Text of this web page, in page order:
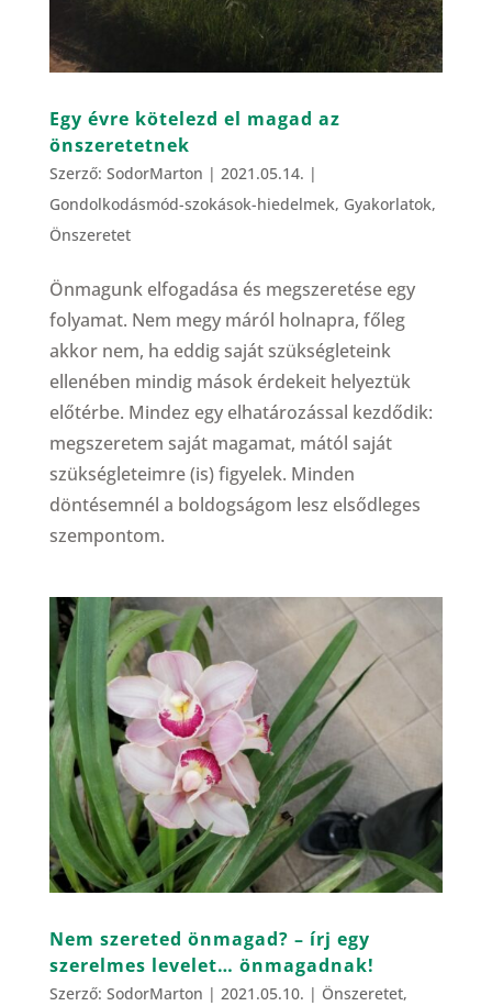
Egy évre kötelezd el magad az
önszeretetnek
Szerző: SodorMarton | 2021.05.14. |
Gondolkodásmód-szokások-hiedelmek, Gyakorlatok,
Önszeretet
Önmagunk elfogadása és megszeretése egy
folyamat. Nem megy máról holnapra, főleg
akkor nem, ha eddig saját szükségleteink
ellenében mindig mások érdekeit helyeztük
előtérbe. Mindez egy elhatározással kezdődik:
megszeretem saját magamat, mától saját
szükségleteimre (is) figyelek. Minden
döntésemnél a boldogságom lesz elsődleges
szempontom.
Nem szereted önmagad? – írj egy
szerelmes levelet… önmagadnak!
Szerző: SodorMarton | 2021.05.10. | Önszeretet,